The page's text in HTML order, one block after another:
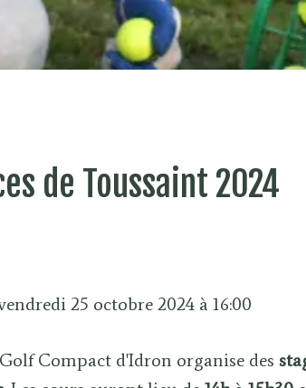
de Toussaint 2024
25 octobre 2024 à 16:00
Compact d'Idron organise des